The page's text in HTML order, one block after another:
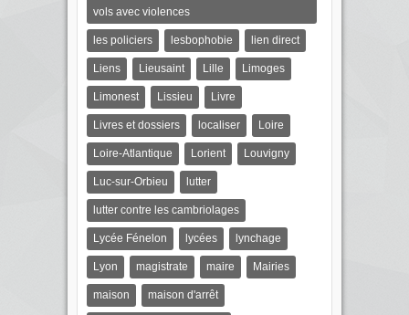
vols avec violences
les policiers lesbophobie lien direct
Liens Lieusaint Lille Limoges
Limonest Lissieu Livre
Livres et dossiers localiser Loire
Loire-Atlantique Lorient Louvigny
Luc-sur-Orbieu lutter
lutter contre les cambriolages
Lycée Fénelon lycées lynchage
Lyon magistrate maire Mairies
maison maison d'arrêt